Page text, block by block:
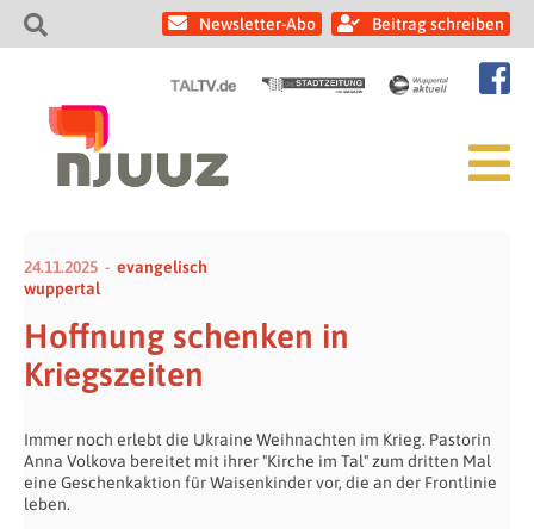
Newsletter-Abo Beitrag schreiben
24.11.2025
evangelisch
wuppertal
Hoffnung schenken in
Kriegszeiten
Immer noch erlebt die Ukraine Weihnachten im Krieg. Pastorin
Anna Volkova bereitet mit ihrer "Kirche im Tal" zum dritten Mal
eine Geschenkaktion für Waisenkinder vor, die an der Frontlinie
leben.